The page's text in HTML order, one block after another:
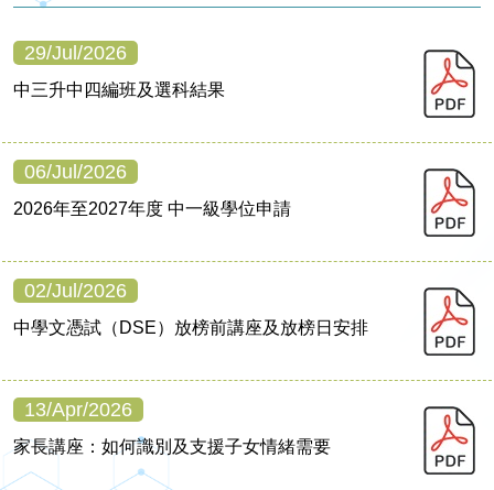
29/Jul/2026
中三升中四編班及選科結果
06/Jul/2026
2026年至2027年度 中一級學位申請
02/Jul/2026
中學文憑試（DSE）放榜前講座及放榜日安排
13/Apr/2026
家長講座：如何識別及支援子女情緒需要